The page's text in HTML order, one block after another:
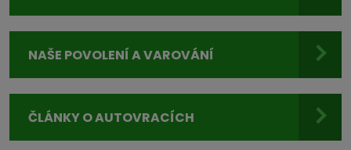
NAŠE POVOLENÍ A VAROVÁNÍ
ČLÁNKY O AUTOVRACÍCH